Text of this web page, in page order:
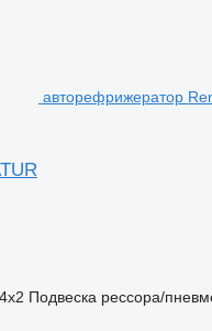
авторефрижератор
4x2 Подвеска рессора/